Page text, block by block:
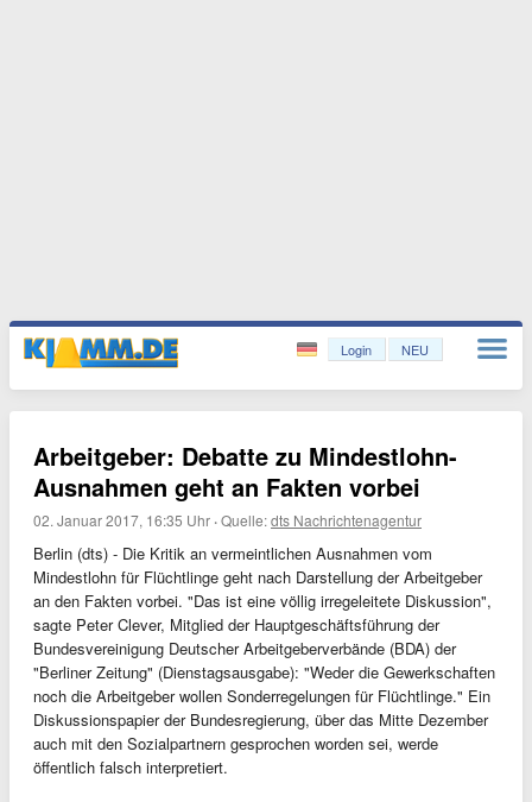
Login NEU
Arbeitgeber: Debatte zu Mindestlohn-
Ausnahmen geht an Fakten vorbei
02. Januar 2017, 16:35 Uhr ·Quelle:dts Nachrichtenagentur
Berlin (dts) - Die Kritik an vermeintlichen Ausnahmen vom
Mindestlohn für Flüchtlinge geht nach Darstellung der Arbeitgeber
an den Fakten vorbei. "Das ist eine völlig irregeleitete Diskussion",
sagte Peter Clever, Mitglied der Hauptgeschäftsführung der
Bundesvereinigung Deutscher Arbeitgeberverbände (BDA) der
"Berliner Zeitung" (Dienstagsausgabe): "Weder die Gewerkschaften
noch die Arbeitgeber wollen Sonderregelungen für Flüchtlinge." Ein
Diskussionspapier der Bundesregierung, über das Mitte Dezember
auch mit den Sozialpartnern gesprochen worden sei, werde
öffentlich falsch interpretiert.